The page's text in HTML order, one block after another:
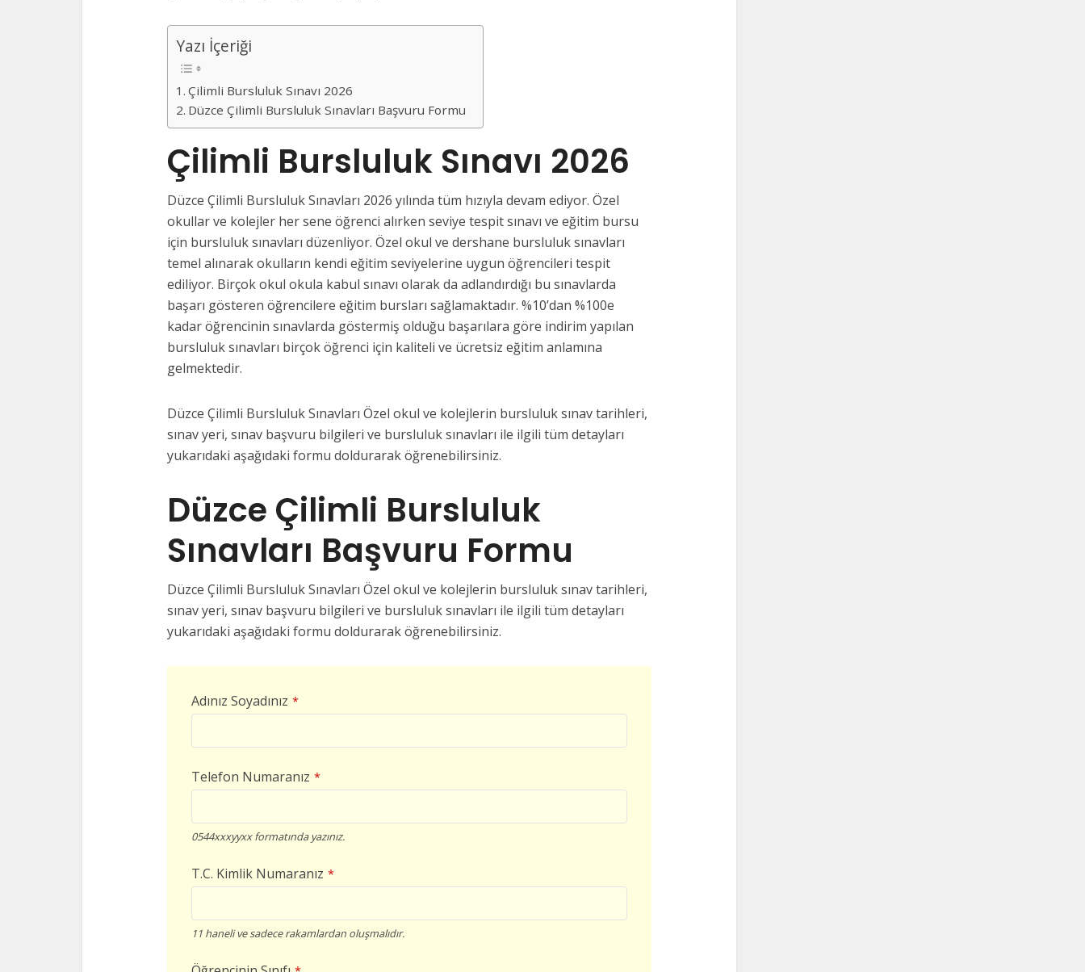
Yazı İçeriği
Çilimli Bursluluk Sınavı 2026
Düzce Çilimli Bursluluk Sınavları Başvuru Formu
Çilimli Bursluluk Sınavı 2026
Düzce Çilimli Bursluluk Sınavları 2026 yılında tüm hızıyla devam ediyor. Özel
okullar ve kolejler her sene öğrenci alırken seviye tespit sınavı ve eğitim bursu
için bursluluk sınavları düzenliyor. Özel okul ve dershane bursluluk sınavları
temel alınarak okulların kendi eğitim seviyelerine uygun öğrencileri tespit
ediliyor. Birçok okul okula kabul sınavı olarak da adlandırdığı bu sınavlarda
başarı gösteren öğrencilere eğitim bursları sağlamaktadır. %10’dan %100e
kadar öğrencinin sınavlarda göstermiş olduğu başarılara göre indirim yapılan
bursluluk sınavları birçok öğrenci için kaliteli ve ücretsiz eğitim anlamına
gelmektedir.
Düzce Çilimli Bursluluk Sınavları Özel okul ve kolejlerin bursluluk sınav tarihleri,
sınav yeri, sınav başvuru bilgileri ve bursluluk sınavları ile ilgili tüm detayları
yukarıdaki aşağıdaki formu doldurarak öğrenebilirsiniz.
Düzce Çilimli Bursluluk
Sınavları Başvuru Formu
Düzce Çilimli Bursluluk Sınavları Özel okul ve kolejlerin bursluluk sınav tarihleri,
sınav yeri, sınav başvuru bilgileri ve bursluluk sınavları ile ilgili tüm detayları
yukarıdaki aşağıdaki formu doldurarak öğrenebilirsiniz.
Adınız Soyadınız *
Telefon Numaranız *
0544xxxyyxx formatında yazınız.
T.C. Kimlik Numaranız *
11 haneli ve sadece rakamlardan oluşmalıdır.